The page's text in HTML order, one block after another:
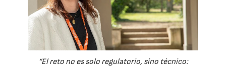
“El reto no es solo regulatorio, sino técnico: